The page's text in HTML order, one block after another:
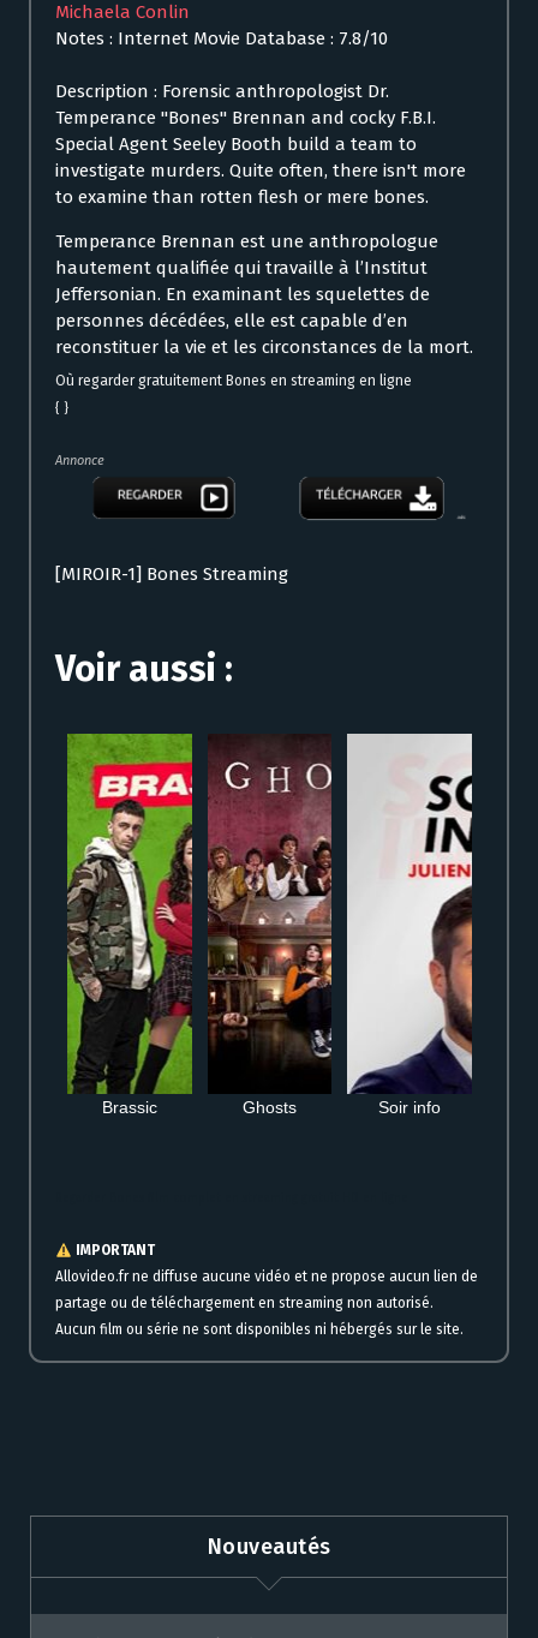
Michaela Conlin
Notes : Internet Movie Database : 7.8/10
Description : Forensic anthropologist Dr.
Temperance "Bones" Brennan and cocky F.B.I.
Special Agent Seeley Booth build a team to
investigate murders. Quite often, there isn't more
to examine than rotten flesh or mere bones.
Temperance Brennan est une anthropologue
hautement qualifiée qui travaille à l’Institut
Jeffersonian. En examinant les squelettes de
personnes décédées, elle est capable d’en
reconstituer la vie et les circonstances de la mort.
Où regarder gratuitement Bones en streaming en ligne
{ }
Annonce
[MIROIR-1] Bones Streaming
Voir aussi :
Brassic Ghosts Soir info
IMPORTANT
Allovideo.fr ne diffuse aucune vidéo et ne propose aucun lien de
partage ou de téléchargement en streaming non autorisé.
Aucun film ou série ne sont disponibles ni hébergés sur le site.
Nouveautés